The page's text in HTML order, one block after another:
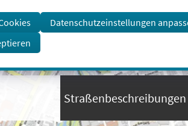
Datenschutzeinstellungen
Straßenbeschreibungen